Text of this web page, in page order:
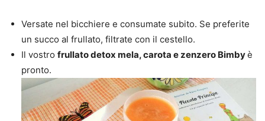
Versate nel bicchiere e consumate subito. Se preferite
un succo al frullato, filtrate con il cestello.
Il vostro frullato detox mela, carota e zenzero Bimbyè
pronto.